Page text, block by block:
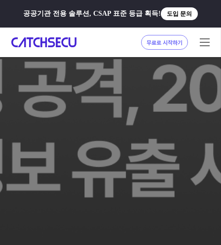
공공기관 전용 솔루션, CSAP 표준 등급 획득! 도입 문의
무료로 시작하기